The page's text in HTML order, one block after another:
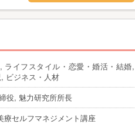
ライフスタイル・恋愛・婚活・結婚,
ビジネス・人材
役, 魅力研究所所長
療セルフマネジメント講座